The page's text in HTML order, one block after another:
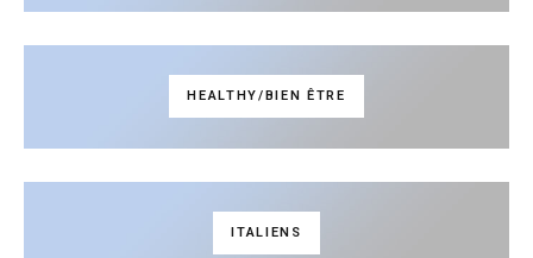
HEALTHY/BIEN ÊTRE
ITALIENS